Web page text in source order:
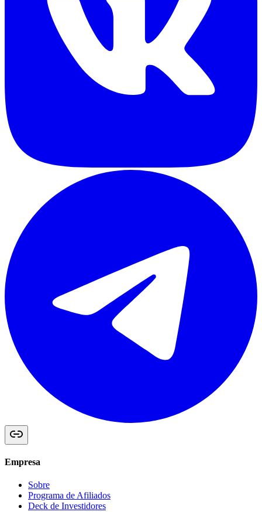
Empresa
Sobre
Programa de Afiliados
Deck de Investidores